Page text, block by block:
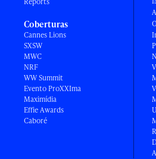
Coberturas
Cannes Lions
SXSW
MWC
NRF
WW Summit
Evento ProXXIma
Maximídia
Effie Awards
Caboré